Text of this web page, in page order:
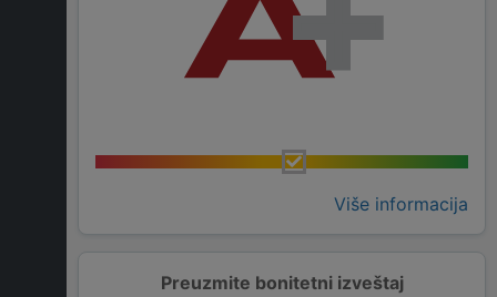
Više informacija
Preuzmite bonitetni izveštaj